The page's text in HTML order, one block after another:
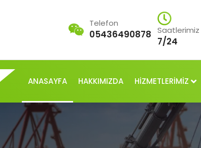
Telefon
05436490878 Saatlerimiz
7/24
ANASAYFA HAKKIMIZDA HİZMETLERİMİZ